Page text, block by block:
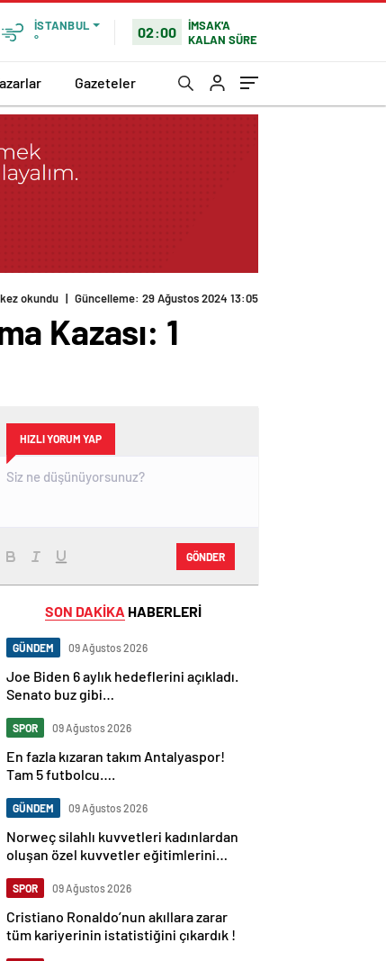
İSTANBUL
°
02:00
İMSAK'A
KALAN SÜRE
Gazeteler
okundu | Güncelleme: 29 Ağustos 2024 13:05
Kazası: 1
HIZLI YORUM YAP
GÖNDER
SON DAKİKA HABERLERİ
GÜNDEM 09 Ağustos 2026
Joe Biden 6 aylık hedeflerini açıkladı.
Senato buz gibi…
SPOR 09 Ağustos 2026
En fazla kızaran takım Antalyaspor!
Tam 5 futbolcu….
GÜNDEM 09 Ağustos 2026
Norweç silahlı kuvvetleri kadınlardan
oluşan özel kuvvetler eğitimlerini
SPOR 09 Ağustos 2026
Cristiano Ronaldo’nun akıllara zarar
tüm kariyerinin istatistiğini çıkardık !